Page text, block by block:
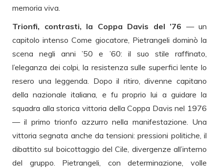
memoria viva.
Trionfi, contrasti, la Coppa Davis del ’76 — un
capitolo intenso Come giocatore, Pietrangeli dominò la
scena negli anni ’50 e ’60: il suo stile raffinato,
l’eleganza dei colpi, la resistenza sulle superfici lente lo
resero una leggenda. Dopo il ritiro, divenne capitano
della nazionale italiana, e fu proprio lui a guidare la
squadra alla storica vittoria della Coppa Davis nel 1976
— il primo trionfo azzurro nella manifestazione. Una
vittoria segnata anche da tensioni: pressioni politiche, il
dibattito sul boicottaggio del Cile, divergenze all’interno
del gruppo. Pietrangeli, con determinazione, volle